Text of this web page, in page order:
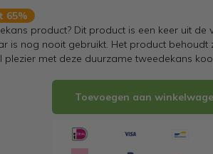
65%
product? Dit product is een keer uit de
is nog nooit gebruikt. Het product behoudt
plezier met deze duurzame tweedekans
Toevoegen aan